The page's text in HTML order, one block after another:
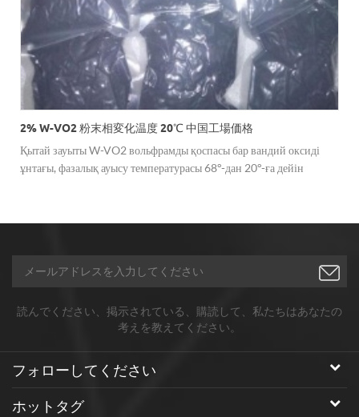
2% W-VO2 粉末相変化温度 20℃ 中国工場価格
Қытай зауыты W-VO2 вольфрамды қоспасы бар вандий оксиді
ұнтағы, фазалық ауысу температурасы 68°-дан 20°-ға дейін
қолдануға болады
読んでください、掲示されている、購読して、私たちはあなたの
考えを教えてください。
フォローしてください
ホットタグ